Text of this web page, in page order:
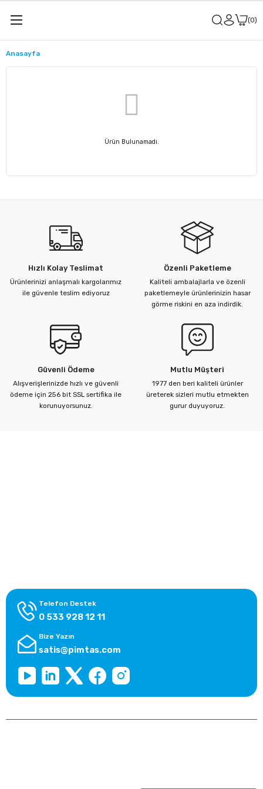
0
Anasayfa
Ürün Bulunamadı.
Hızlı Kolay Teslimat
Ürünlerinizi anlaşmalı kargolarımız
ile güvenle teslim ediyoruz
Özenli Paketleme
Kaliteli ambalajlarla ve özenli
paketlemeyle ürünlerinizin hasar
görme riskini en aza indirdik.
Güvenli Ödeme
Alışverişlerinizde hızlı ve güvenli
ödeme için 256 bit SSL sertifika ile
korunuyorsunuz.
Mutlu Müşteri
1977 den beri kaliteli ürünler
üreterek sizleri mutlu etmekten
gurur duyuyoruz.
Telefon Destek
0 533 928 12 11
Bize Yazın
satis@pimtas.com